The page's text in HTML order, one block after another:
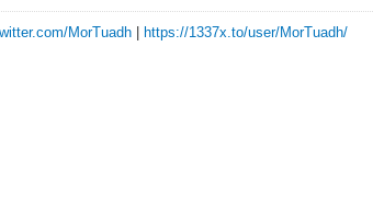
MorTuadh https://1337x.to/user/MorTuadh/